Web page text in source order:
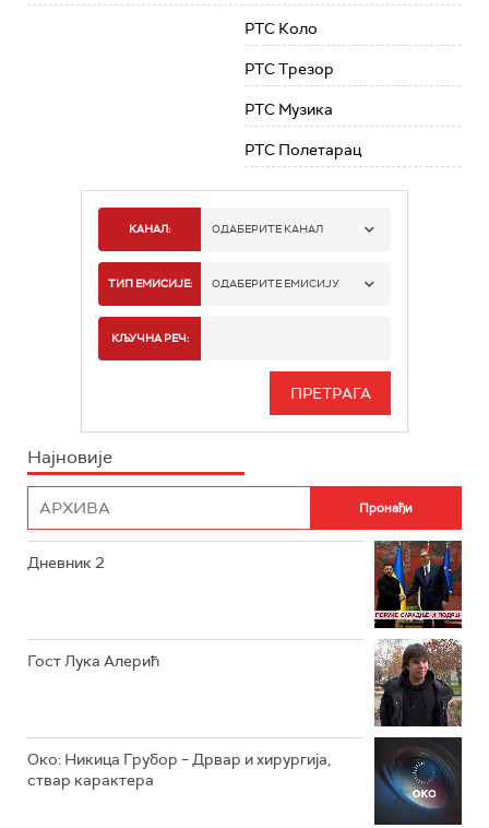
РТС Коло
РТС Трезор
РТС Музика
РТС Полетарац
КАНАЛ: ОДАБЕРИТЕ КАНАЛ
РТС 1
РТС 3
ТИП ЕМИСИЈЕ: ОДАБЕРИТЕ ЕМИСИЈУ
ИНФО
КЉУЧНА РЕЧ:
Најновије
Дневник 2
Гост Лука Алерић
Око: Никица Грубор – Дрвар и хирургија,
ствар карактера